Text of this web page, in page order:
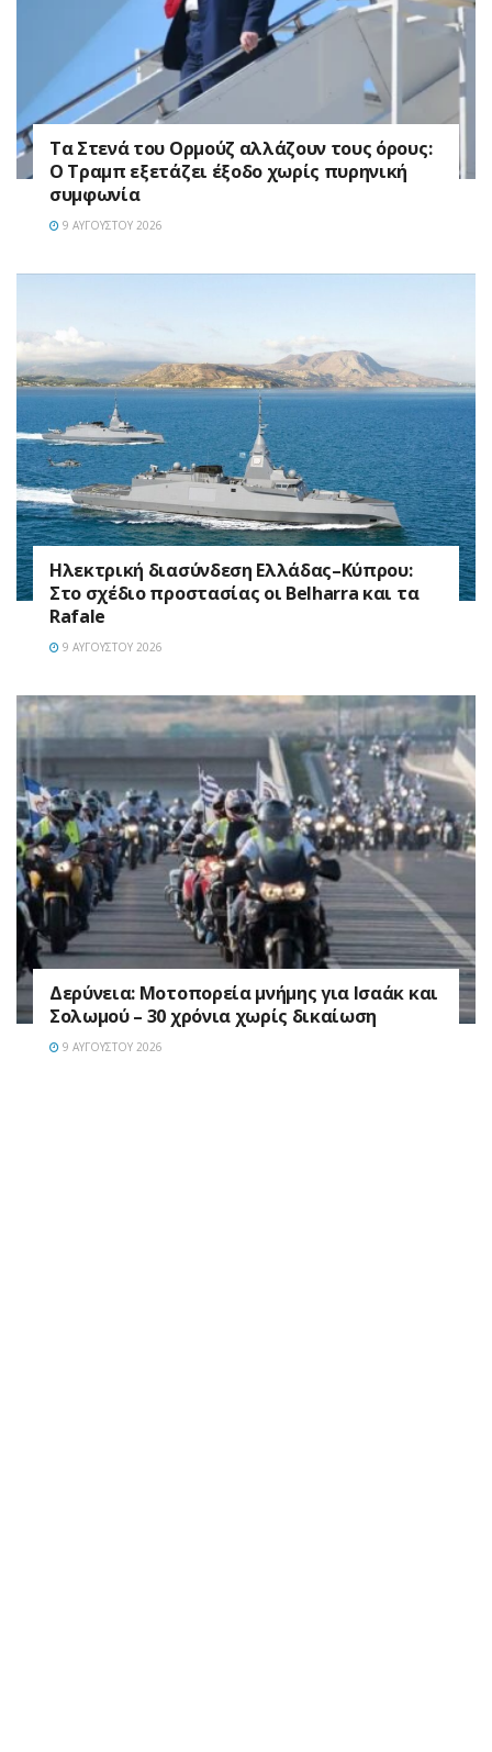
Τα Στενά του Ορμούζ αλλάζουν τους όρους:
Ο Τραμπ εξετάζει έξοδο χωρίς πυρηνική
συμφωνία
9 ΑΥΓΟΎΣΤΟΥ 2026
Ηλεκτρική διασύνδεση Ελλάδας–Κύπρου:
Στο σχέδιο προστασίας οι Belharra και τα
Rafale
9 ΑΥΓΟΎΣΤΟΥ 2026
Δερύνεια: Μοτοπορεία μνήμης για Ισαάκ και
Σολωμού – 30 χρόνια χωρίς δικαίωση
9 ΑΥΓΟΎΣΤΟΥ 2026